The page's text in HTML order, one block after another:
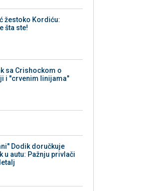
žestoko Kordiću:
šta ste!
sa Crishockom o
i "crvenim linijama"
Dodik doručkuje
u autu: Pažnju privlači